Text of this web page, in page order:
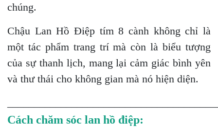
chúng.
Chậu Lan Hồ Điệp tím 8 cành không chỉ là
một tác phẩm trang trí mà còn là biểu tượng
của sự thanh lịch, mang lại cảm giác bình yên
và thư thái cho không gian mà nó hiện diện.
Cách chăm sóc lan hồ điệp: